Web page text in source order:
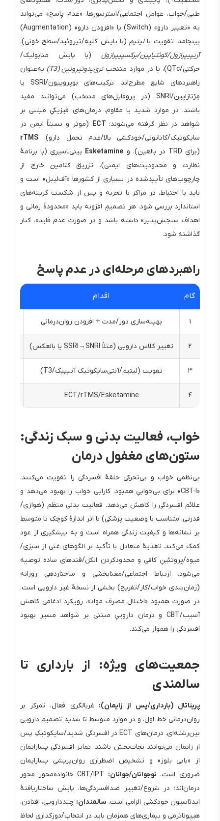
طبی/خواب، عوامل اجتماعی/استرسورها. «عدم پاسخ» می‌تواند
به «تغییر دارو» (Switch) یا «افزودن دارو» (Augmentation)
بینجامد. تقویت بالیتیم(با پایش کلیه/تیروئید/سطح خونی)،
آریپیپرازول/کوئتیاپین/برکسپیپرازول (با پایش متابولیک/
حرکتی/QTc)، یا در موارد منتخب
تری‌یدوتیرونین (T3)
به‌عنوان
راهبردهای شایع مطرح‌اند. ترکیب‌های بوپروپیون/SSRI یا
مِرْتازاپین/SNRI (در پروفایل‌های منتخب) می‌توانند مفید
باشند. در موارد شدید یا مقاوم، درمان‌های فیزیکیِ مبتنی بر
شواهد در نظر گرفته می‌شوند: ECT (موثر و نسبتاً ایمن در
سایکوتیک/کاتاتونی/خودکشی بالا/عدم تحمل دارو)، rTMS
(برای TRD در بالغین)، و
Esketamine بینی‌ـاسپری (با برنامهٔ
نظارت و محدودیت‌های ایمنی). تزریقکتامینخارج از
چارچوب‌های تأییدشده در بسیاری از کشورها «آف‌لیبل» است و
باید با احتیاط، در مراکز با تجربه و پس از شکست گزینه‌های
استاندارد بررسی شود. هر تصمیمِ افزونه باید «محدودهٔ زمانی و
اهداف سنجش‌پذیر» داشته باشد و در صورت عدم فایده، کنار
گذاشته شود.
راهبردهای مرحله‌ای در عدم پاسخ
گام اقدام
۱ بهینه‌سازی دوز/مدت + افزودن روان‌درمانی
۲ تغییر کلاس دارویی (مثلاً SSRI→SNRI یا بالعکس)
۳ تقویت (لیتیم/آنتی‌سایکوتیک آتیپیک/T3)
۴ ECT/rTMS/Esketamine
خواب، فعالیت بدنی و سبک زندگی:
ستون‌های مغفول درمان
بی‌نظمی خواب و بی‌تحرکی حلقهٔ افسردگی را تقویت می‌کنند.
«CBT-I» برای بی‌خوابیِ همبود، کارایی خواب را بهبود می‌دهد و
علائم افسردگی را کاهش می‌دهد. فعالیت بدنی منظم (هوازی/
قدرتی، متناسب با وضعیت پزشکی) با اثر اندازهٔ کوچک تا متوسط
بر نشانه‌ها و کیفیت زندگی همراه است و به پیشگیری از عود
کمک می‌کند. تغذیهٔ متعادل با تأکید بر الگوهای غنی از سبزی/
میوه/پروتئینِ کافی و محدودکردن الکل/قندهای ساده توصیه
می‌شود. ارتباط اجتماعی/معنابخشی و ساختاردهی روزانه
(زمان‌بندی خواب/کار/تفریح) بخشی از نسخهٔ غیر دارویی است.
در صورت همبود «اختلال مصرف مواد»، رویکرد ادغامی کاهش
آسیب/CBT و درمان داروییِ مبتنی بر شواهد مسیر بهبود
افسردگی را هموار می‌کند.
جمعیت‌های ویژه: از بارداری تا
سالمندی
پریناتال (بارداری/پس از زایمان): غربالگری فعال، تمرکز بر
روان‌درمانی خط اول، و در موارد متوسط تا شدید تصمیم داروییِ
بین‌رشته‌ای. درمان‌های ECT در افسردگی شدید/سایکوتیکِ پس
از زایمان می‌توانند نجات‌بخش باشند. تمایز افسردگی پسازایمان
از «بابی بلوز» و تشخیص اضطراری روان‌پریشی پسازایمان
ضروری است. نوجوانان/جوانان:
CBT/IPT خانواده‌محور محور
درمان‌اند؛ در شروع/تغییر ضدافسردگی‌ها، پایش ساختاریافتهٔ
ایدئاسیون خودکشی الزامی است. سالمندان: چنددارویی، افتادن،
هیپوناترمی و بیماری‌های همزمان باید در انتخاب/دوزگذاری لحاظ